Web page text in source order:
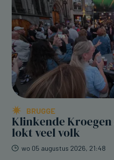
BRUGGE
Klinkende
lokt veel volk
wo 05 augustus 2026, 21:48